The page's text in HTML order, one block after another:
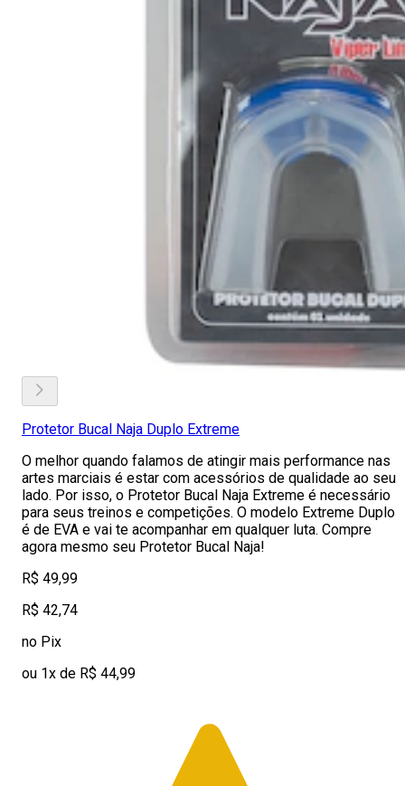
Protetor Bucal Naja Duplo Extreme
O melhor quando falamos de atingir mais performance nas
artes marciais é estar com acessórios de qualidade ao seu
lado. Por isso, o Protetor Bucal Naja Extreme é necessário
para seus treinos e competições. O modelo Extreme Duplo
é de EVA e vai te acompanhar em qualquer luta. Compre
agora mesmo seu Protetor Bucal Naja!
R$ 49,99
R$ 42,74
no Pix
ou 1x de R$ 44,99